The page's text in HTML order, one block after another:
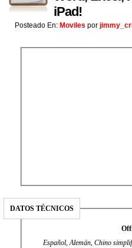
iPad!
Posteado En: Moviles por
DATOS TÉCNICOS
Español, Alemán, Chino